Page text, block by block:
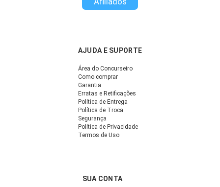
AJUDA E SUPORTE
Área do Concurseiro
Como comprar
Garantia
Erratas e Retificações
Política de Entrega
Política de Troca
Segurança
Política de Privacidade
Termos de Uso
SUA CONTA